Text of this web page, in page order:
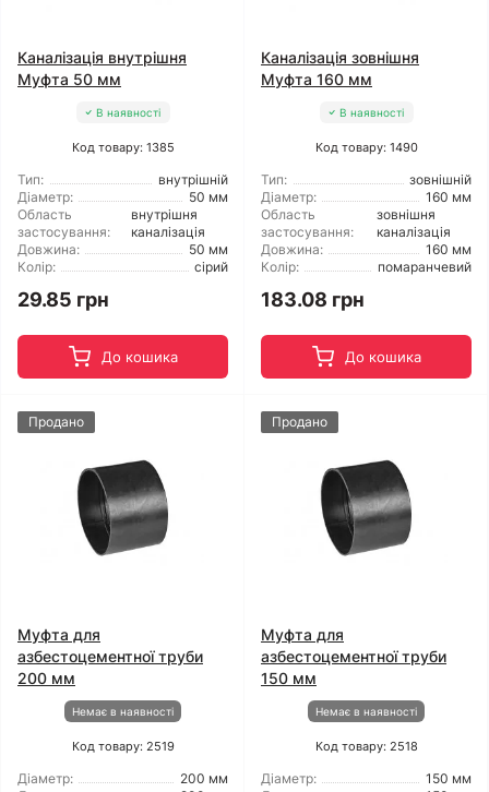
Каналізація внутрішня
Муфта 50 мм
В наявності
Код товару: 1385
Тип:
внутрішній
Діаметр:
50 мм
Область
застосування:
внутрішня
каналізація
Довжина:
50 мм
Колір:
сірий
29.85 грн
До кошика
Каналізація зовнішня
Муфта 160 мм
В наявності
Код товару: 1490
Тип:
зовнішній
Діаметр:
160 мм
Область
застосування:
зовнішня
каналізація
Довжина:
160 мм
Колір:
помаранчевий
183.08 грн
До кошика
Продано
Муфта для
азбестоцементної труби
200 мм
Немає в наявності
Код товару: 2519
Діаметр:
200 мм
Продано
Муфта для
азбестоцементної труби
150 мм
Немає в наявності
Код товару: 2518
Діаметр:
150 мм